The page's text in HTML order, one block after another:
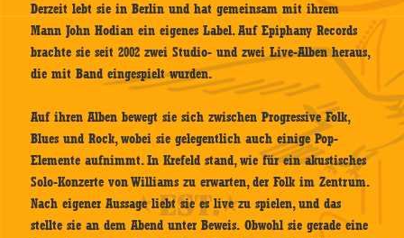
Derzeit lebt sie in Berlin und hat gemeinsam mit ihrem
Mann John Hodian ein eigenes Label. Auf Epiphany Records
brachte sie seit 2002 zwei Studio- und zwei Live-Alben heraus,
die mit Band eingespielt wurden.
Auf ihren Alben bewegt sie sich zwischen Progressive Folk,
Blues und Rock, wobei sie gelegentlich auch einige Pop-
Elemente aufnimmt. In Krefeld stand, wie für ein akustisches
Solo-Konzerte von Williams zu erwarten, der Folk im Zentrum.
Nach eigener Aussage liebt sie es live zu spielen, und das
stellte sie an dem Abend unter Beweis. Obwohl sie gerade eine